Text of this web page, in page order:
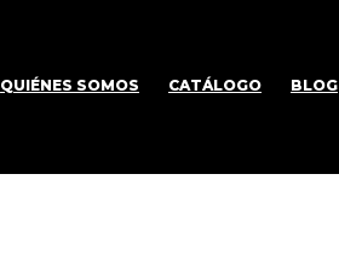
QUIÉNES SOMOS CATÁLOGO BLOG